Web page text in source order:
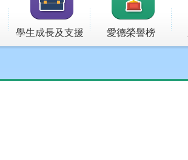
學生成長及支援 愛德榮譽榜